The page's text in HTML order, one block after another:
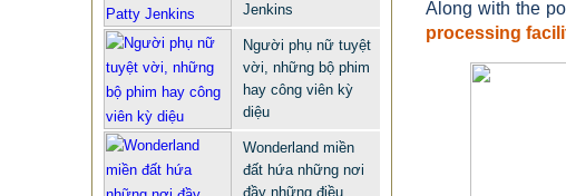
Along with the
processing
BÀN GHẾ CÔNG NGHIỆP GIÁ RẺ
Jenkins
Người phụ nữ tuyệt
vời, những bộ phim
hay công viên kỳ
diệu
Wonderland miền
đất hứa những nơi
đầy những điều